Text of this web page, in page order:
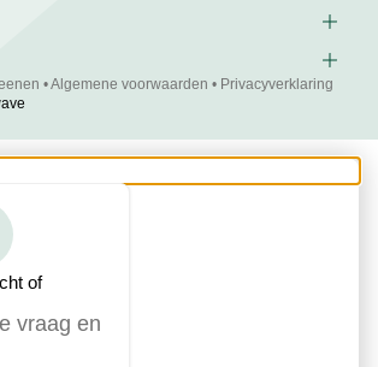
•Algemene voorwaarden • Privacyverklaring
of
vraag en